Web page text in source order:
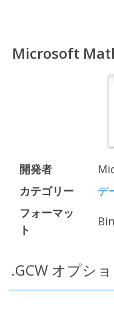
Microsoft
開発者
カテゴリー
デ
フォーマッ
ト
.GCW オプシ